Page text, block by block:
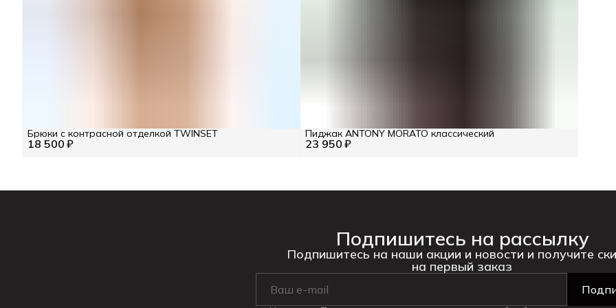
18 500 ₽
Брюки с контрасной отделкой TWINSET
23 950 ₽
Пиджак ANTONY MORATO классический
Подпишитесь на рассылку
Подпишитесь на наши акции и новости и получите
на первый заказ